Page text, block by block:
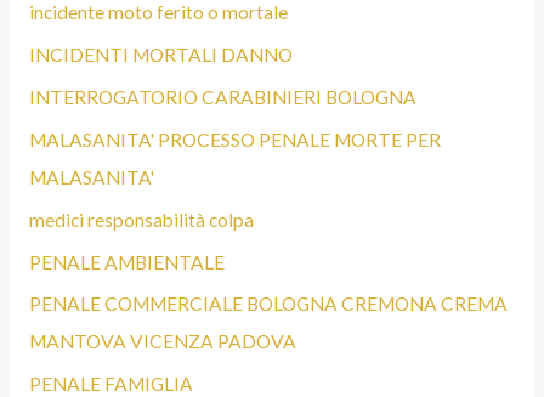
incidente moto ferito o mortale
INCIDENTI MORTALI DANNO
INTERROGATORIO CARABINIERI BOLOGNA
MALASANITA' PROCESSO PENALE MORTE PER
MALASANITA'
medici responsabilità colpa
PENALE AMBIENTALE
PENALE COMMERCIALE BOLOGNA CREMONA CREMA
MANTOVA VICENZA PADOVA
PENALE FAMIGLIA